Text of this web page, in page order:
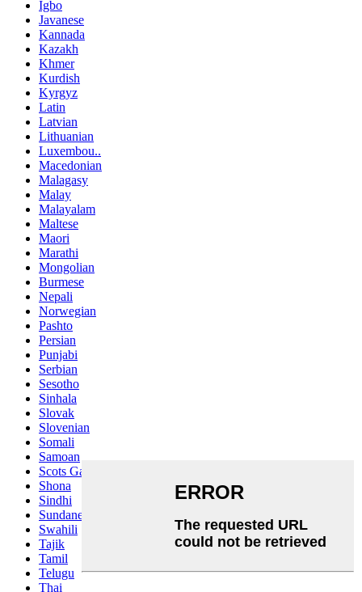
Igbo
Javanese
Kannada
Kazakh
Khmer
Kurdish
Kyrgyz
Latin
Latvian
Lithuanian
Luxembou..
Macedonian
Malagasy
Malay
Malayalam
Maltese
Maori
Marathi
Mongolian
Burmese
Nepali
Norwegian
Pashto
Persian
Punjabi
Serbian
Sesotho
Sinhala
Slovak
Slovenian
Somali
Samoan
Scots Gaelic
Shona
Sindhi
Sundanese
Swahili
Tajik
Tamil
Telugu
Thai